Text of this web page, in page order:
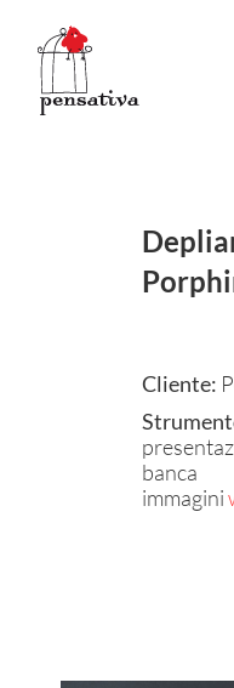
contenuto
Cliente:
banca
immagini